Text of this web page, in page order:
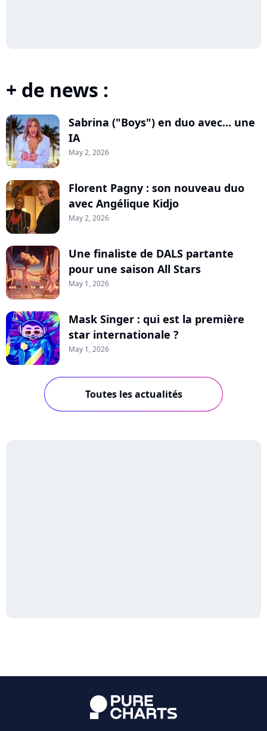
+ de news :
Sabrina ("Boys") en duo avec... une
IA
May 2, 2026
Florent Pagny : son nouveau duo
avec Angélique Kidjo
May 2, 2026
Une finaliste de DALS partante
pour une saison All Stars
May 1, 2026
Mask Singer : qui est la première
star internationale ?
May 1, 2026
Toutes les actualités